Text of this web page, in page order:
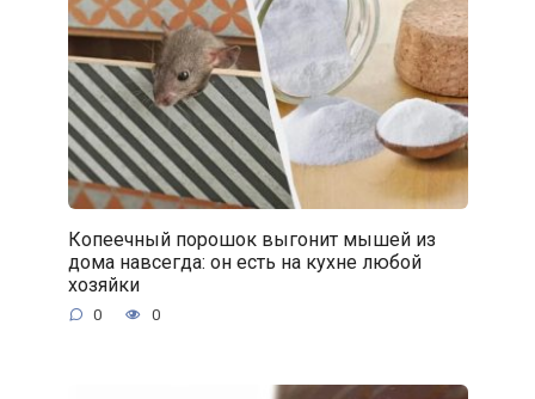
Копеечный порошок выгонит мышей из
дома навсегда: он есть на кухне любой
хозяйки
0 0